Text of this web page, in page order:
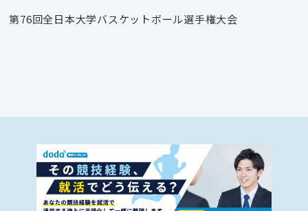
第76回全日本大学バスケットボール選手権大会